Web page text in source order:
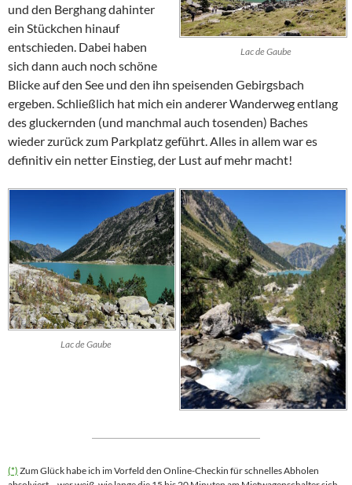
Lac de Gaube
und den Berghang dahinter
ein Stückchen hinauf
entschieden. Dabei haben
sich dann auch noch schöne
Blicke auf den See und den ihn speisenden Gebirgsbach
ergeben. Schließlich hat mich ein anderer Wanderweg entlang
des gluckernden (und manchmal auch tosenden) Baches
wieder zurück zum Parkplatz geführt. Alles in allem war es
definitiv ein netter Einstieg, der Lust auf mehr macht!
Lac de Gaube
(*) Zum Glück habe ich im Vorfeld den Online-Checkin für schnelles Abholen